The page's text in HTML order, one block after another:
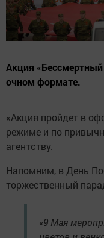
Акция
очном формате.
«Акция пройдет в
режиме и по
агентству.
Напомним, в День
торжественный
«9 Мая